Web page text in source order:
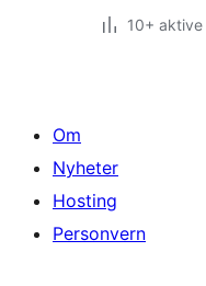
10+ aktive
Om
Nyheter
Hosting
Personvern